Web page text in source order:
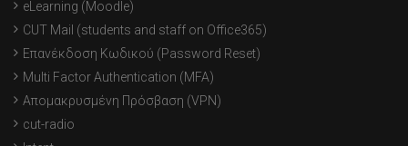
eLearning (Moodle)
CUT Mail (students and staff on Office365)
Επανέκδοση Κωδικού (Password Reset)
Multi Factor Authentication (MFA)
Απομακρυσμένη Πρόσβαση (VPN)
cut-radio